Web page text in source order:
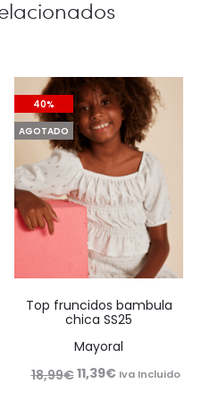
40%
AGOTADO
Top fruncidos bambula
chica SS25
Mayoral
18,99€El
11,39€ElIva Incluido